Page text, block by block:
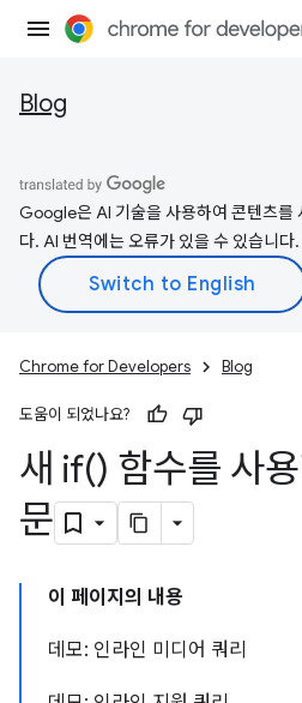
Blog
Google은 AI 기술을 사용하여 콘텐츠를
다. AI 번역에는 오류가 있을 수 있습니다.
Chrome for Developers Blog
도움이 되었나요?
새 if() 함수를 사
문
이 페이지의 내용
데모: 인라인 미디어 쿼리